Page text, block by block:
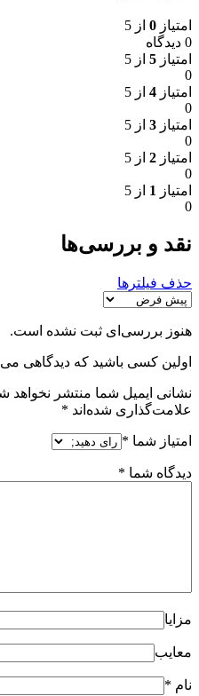
امتیاز 0 از 5
0 دیدگاه
امتیاز 5 از 5
0
امتیاز 4 از 5
0
امتیاز 3 از 5
0
امتیاز 2 از 5
0
امتیاز 1 از 5
0
نقد و بررسی‌ها
حذف فیلترها
هنوز بررسی‌ای ثبت نشده است.
اولین کسی باشید که دیدگاهی
نشانی ایمیل شما منتشر نخواهد
علامت‌گذاری شده‌اند *
امتیاز شما *
دیدگاه شما *
مزایا
معایب
نام *